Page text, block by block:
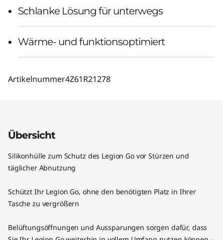
Schlanke Lösung für unterwegs
Wärme- und funktionsoptimiert
Artikelnummer4Z61R21278
Übersicht
Silikonhülle zum Schutz des Legion Go vor Stürzen und
täglicher Abnutzung
Schützt Ihr Legion Go, ohne den benötigten Platz in Ihrer
Tasche zu vergrößern
Belüftungsöffnungen und Aussparungen sorgen dafür, dass